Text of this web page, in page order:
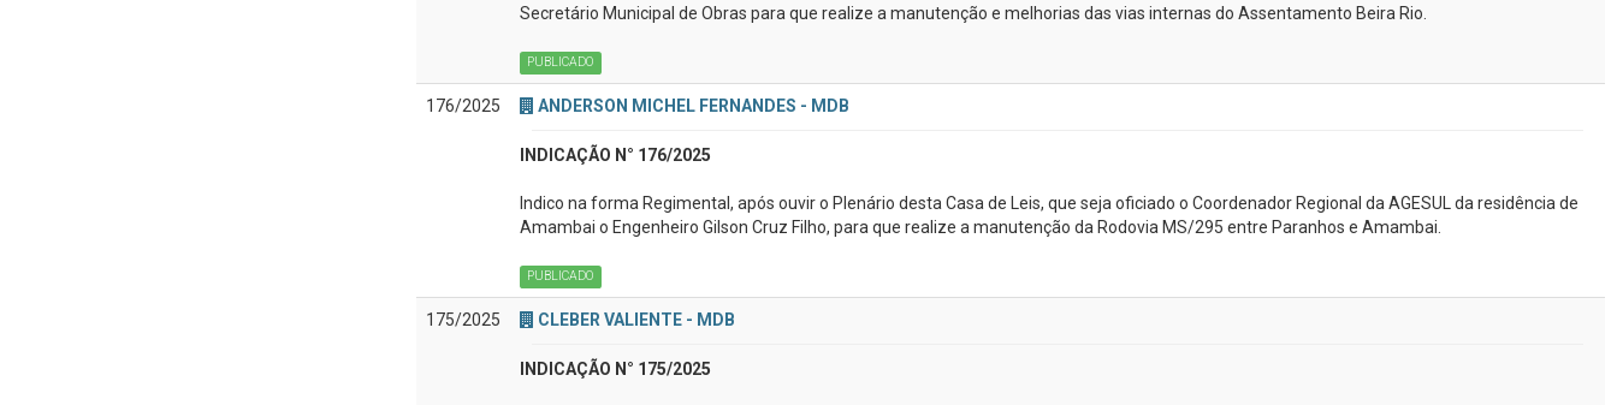
Secretário Municipal de Obras para que realize a manutenção e melhorias das vias internas do Assentamento Beira Rio.
PUBLICADO
176/2025 ANDERSON MICHEL FERNANDES - MDB
INDICAÇÃO N° 176/2025
Indico na forma Regimental, após ouvir o Plenário desta Casa de Leis, que seja oficiado o Coordenador Regional da AGESUL da residência de
Amambai o Engenheiro Gilson Cruz Filho, para que realize a manutenção da Rodovia MS/295 entre Paranhos e Amambai.
PUBLICADO
175/2025 CLEBER VALIENTE - MDB
INDICAÇÃO N° 175/2025